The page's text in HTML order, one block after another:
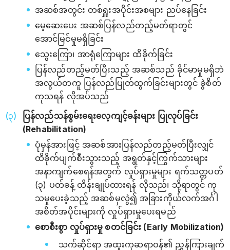
အဆစ်အတွင်း တစ်ရှူးအပိုင်းအစများ ညပ်နေခြင်း
မေ့ဆေးပေး အဆစ်ပြန်လည်တည့်မတ်ရာတွင်
အောင်မြင်မှုမရှိခြင်း
သွေးကြော၊ အာရုံကြောများ ထိခိုက်ခြင်း
ပြန်လည်တည့်မတ်ပြီးသည့် အဆစ်သည် ခိုင်မာမှုမရှိဘဲ
အလွယ်တကူ ပြန်လည်ပြုတ်ထွက်ခြင်းများတွင် ခွဲစိတ်
ကုသရန် လိုအပ်သည်
ပြန်လည်သန်စွမ်းရေးလေ့ကျင့်ခန်းများ ပြုလုပ်ခြင်း
(Rehabilitation)
ပုံမှန်အားဖြင့် အဆစ်အားပြန်လည်တည့်မတ်ပြီးလျှင်
ထိခိုက်ပျက်စီးသွားသည့် အရွတ်နှင့်ကြွက်သားများ
အနာကျက်စေရန်အတွက် လှုပ်ရှားမှုများ ရက်သတ္တပတ်
(၃) ပတ်ခန့် ထိန်းချုပ်ထားရန် လိုသည်၊ သို့ရာတွင် ကု
သမှုပေးခဲ့သည့် အဆစ်မှလွဲ၍ အခြားကိုယ်လက်အင်္ဂါ
အစိတ်အပိုင်းများကို လှုပ်ရှားမှုပေးရမည်
စောစီးစွာ လှုပ်ရှားမှု စတင်ခြင်း (Early Mobilization)
သက်ဆိုင်ရာ အထူးကုဆရာဝန်၏ ညွှန်ကြားချက်